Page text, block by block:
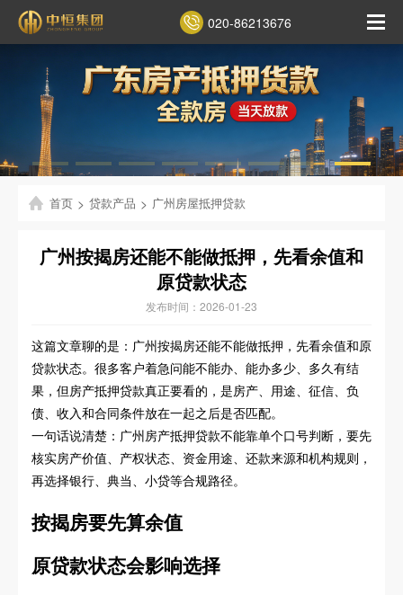
020-86213676
首页 > 贷款产品 > 广州房屋抵押贷款
广州按揭房还能不能做抵押，先看余值和
原贷款状态
发布时间：2026-01-23
这篇文章聊的是：广州按揭房还能不能做抵押，先看余值和原
贷款状态。很多客户着急问能不能办、能办多少、多久有结
果，但房产抵押贷款真正要看的，是房产、用途、征信、负
债、收入和合同条件放在一起之后是否匹配。
一句话说清楚：广州房产抵押贷款不能靠单个口号判断，要先
核实房产价值、产权状态、资金用途、还款来源和机构规则，
再选择银行、典当、小贷等合规路径。
按揭房要先算余值
原贷款状态会影响选择